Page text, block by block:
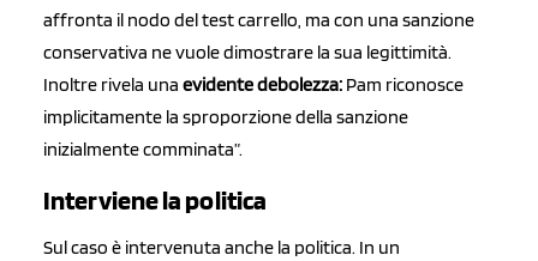
affronta il nodo del test carrello, ma con una sanzione
conservativa ne vuole dimostrare la sua legittimità.
Inoltre rivela una evidente debolezza: Pam riconosce
implicitamente la sproporzione della sanzione
inizialmente comminata”.
Interviene la politica
Sul caso è intervenuta anche la politica. In un